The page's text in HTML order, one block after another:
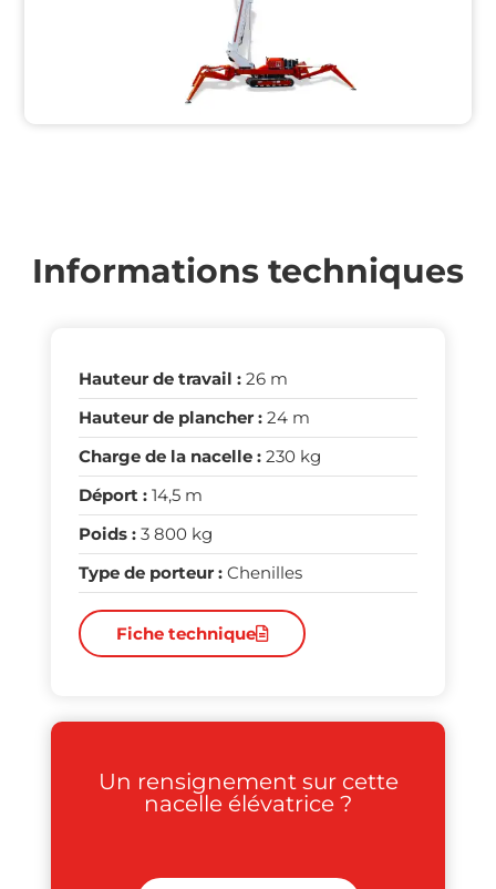
Informations techniques
Hauteur de travail :26 m
Hauteur de plancher :24 m
Charge de la nacelle :230 kg
Déport :14,5 m
Poids :3 800 kg
Type de porteur :Chenilles
Fiche technique
Un rensignement sur cette
nacelle élévatrice ?